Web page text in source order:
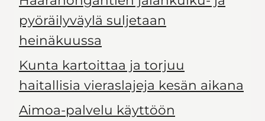
pyöräilyväylä suljetaan
heinäkuussa
Kunta kartoittaa ja torjuu
haitallisia vieraslajeja kesän aikana
Aimoa-palvelu käyttöön